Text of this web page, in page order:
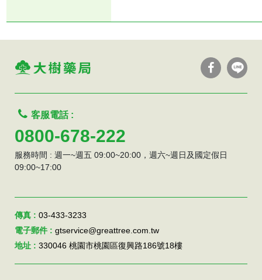
客服電話 :
0800-678-222
服務時間 : 週一~週五 09:00~20:00，週六~週日及國定假日
09:00~17:00
傳真 : 03-433-3233
電子郵件 : gtservice@greattree.com.tw
地址 : 330046 桃園市桃園區復興路186號18樓